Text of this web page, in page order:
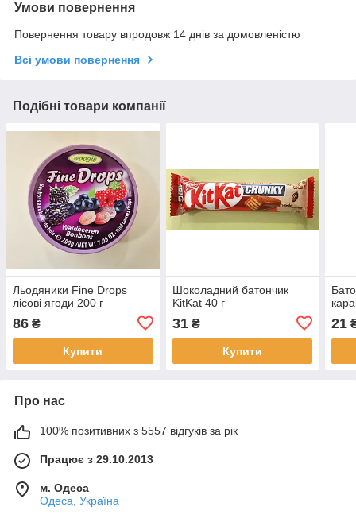
Умови повернення
Повернення товару впродовж 14 днів за домовленістю
Всі умови повернення
Подібні товари компанії
Льодяники Fine Drops
лісові ягоди 200 г
86 ₴
Купити
Шоколадний батончик
KitKat 40 г
31₴
Купити
21
Про нас
100% позитивних з 5557 відгуків за рік
Працює з 29.10.2013
м. Одеса
Одеса, Україна